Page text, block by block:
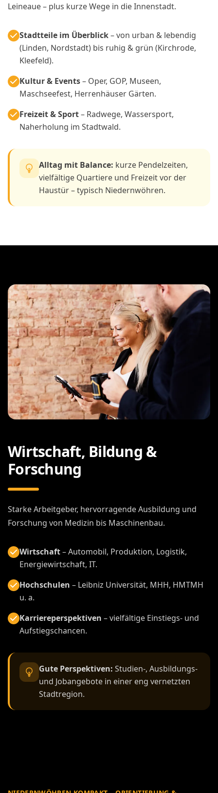
Leineaue – plus kurze Wege in die Innenstadt.
Stadtteile im Überblick– von urban & lebendig
(Linden, Nordstadt) bis ruhig & grün (Kirchrode,
Kleefeld).
Kultur & Events– Oper, GOP, Museen,
Maschseefest, Herrenhäuser Gärten.
Freizeit & Sport– Radwege, Wassersport,
Naherholung im Stadtwald.
Alltag mit Balance: kurze Pendelzeiten,
vielfältige Quartiere und Freizeit vor der
Haustür – typisch Niedernwöhren.
Wirtschaft, Bildung &
Forschung
Starke Arbeitgeber, hervorragende Ausbildung und
Forschung von Medizin bis Maschinenbau.
Wirtschaft– Automobil, Produktion, Logistik,
Energiewirtschaft, IT.
Hochschulen – Leibniz Universität, MHH, HMTMH
u. a.
Karriereperspektiven – vielfältige Einstiegs- und
Aufstiegschancen.
Gute Perspektiven: Studien-, Ausbildungs-
und Jobangebote in einer eng vernetzten
Stadtregion.